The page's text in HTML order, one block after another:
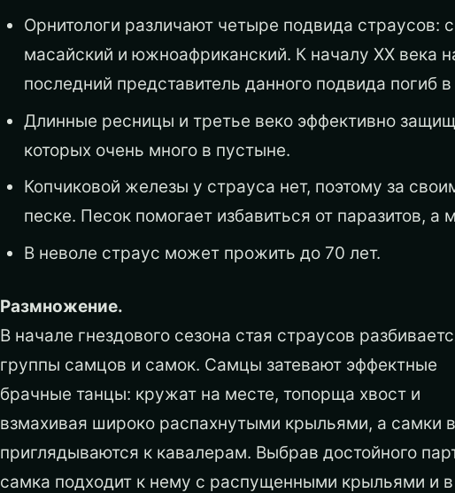
Орнитологи различают четыре подвида страусов:
масайский и южноафриканский. К началу XX века
последний представитель данного подвида погиб в
Длинные ресницы и третье веко эффективно
которых очень много в пустыне.
Копчиковой железы у страуса нет, поэтому за
песке. Песок помогает избавиться от паразитов, а
В неволе страус может прожить до 70 лет.
Размножение.
В начале гнездового сезона стая страусов
группы самцов и самок. Самцы затевают эффектные
брачные танцы: кружат на месте, топорща хвост и
взмахивая широко распахнутыми крыльями, а самки
приглядываются к кавалерам. Выбрав достойного
самка подходит к нему с распущенными крыльями и в